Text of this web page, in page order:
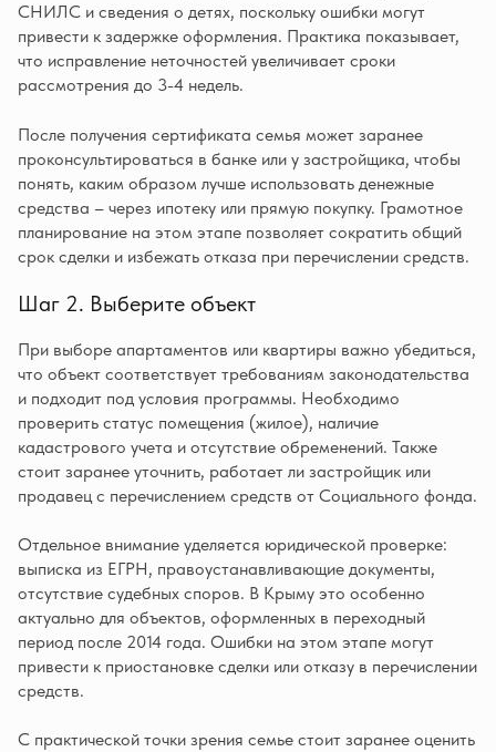
СНИЛС и сведения о детях, поскольку ошибки могут
привести к задержке оформления. Практика показывает,
что исправление неточностей увеличивает сроки
рассмотрения до 3-4 недель.
После получения сертификата семья может заранее
проконсультироваться в банке или у застройщика, чтобы
понять, каким образом лучше использовать денежные
средства – через ипотеку или прямую покупку. Грамотное
планирование на этом этапе позволяет сократить общий
срок сделки и избежать отказа при перечислении средств.
Шаг 2. Выберите объект
При выборе апартаментов или квартиры важно убедиться,
что объект соответствует требованиям законодательства
и подходит под условия программы. Необходимо
проверить статус помещения (жилое), наличие
кадастрового учета и отсутствие обременений. Также
стоит заранее уточнить, работает ли застройщик или
продавец с перечислением средств от Социального фонда.
Отдельное внимание уделяется юридической проверке:
выписка из ЕГРН, правоустанавливающие документы,
отсутствие судебных споров. В Крыму это особенно
актуально для объектов, оформленных в переходный
период после 2014 года. Ошибки на этом этапе могут
привести к приостановке сделки или отказу в перечислении
средств.
С практической точки зрения семье стоит заранее оценить